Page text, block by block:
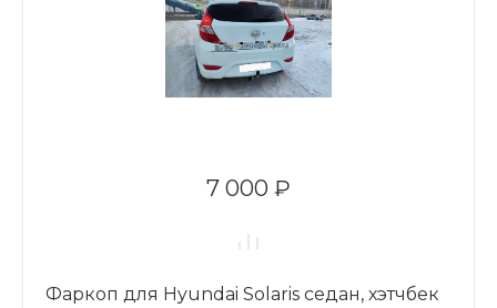
7 000 ₽
Фаркоп для Hyundai Solaris седан, хэтчбек